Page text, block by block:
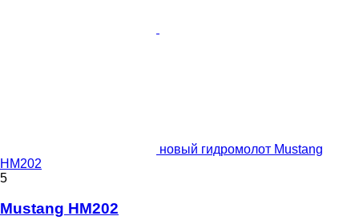
новый гидромолот Mustang
HM202
5
Mustang HM202